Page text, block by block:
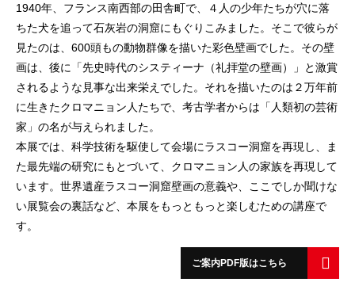
1940年、フランス南西部の田舎町で、４人の少年たちが穴に落
ちた犬を追って石灰岩の洞窟にもぐりこみました。そこで彼らが
見たのは、600頭もの動物群像を描いた彩色壁画でした。その壁
画は、後に「先史時代のシスティーナ（礼拝堂の壁画）」と激賞
されるような見事な出来栄えでした。それを描いたのは２万年前
に生きたクロマニョン人たちで、考古学者からは「人類初の芸術
家」の名が与えられました。
本展では、科学技術を駆使して会場にラスコー洞窟を再現し、ま
た最先端の研究にもとづいて、クロマニョン人の家族を再現して
います。世界遺産ラスコー洞窟壁画の意義や、ここでしか聞けな
い展覧会の裏話など、本展をもっともっと楽しむための講座で
す。
ご案内PDF版はこちら